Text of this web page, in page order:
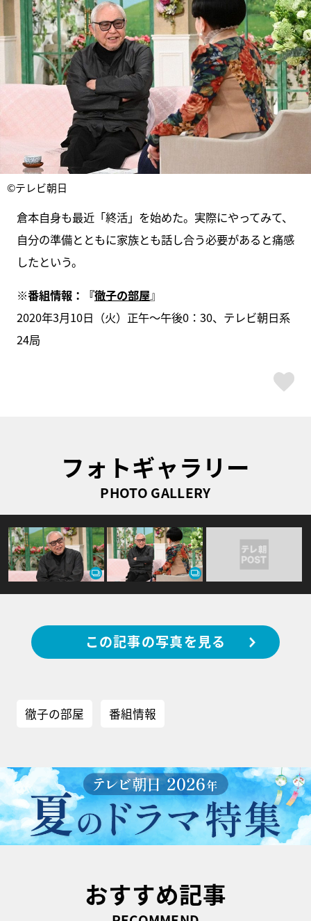
©テレビ朝日
倉本⾃⾝も最近「終活」を始めた。実際にやってみて、
自分の準備とともに家族とも話し合う必要があると痛感
したという。
※番組情報： 『徹子の部屋』
2020年3月10日（⽕）正午～午後0：30、テレビ朝⽇系
24局
フォトギャラリー
PHOTO GALLERY
この記事の写真を見る
徹子の部屋 番組情報
おすすめ記事